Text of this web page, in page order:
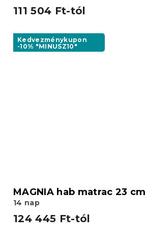
111 504 Ft-tól
Kedvezménykupon
-10% "MINUSZ10"
MAGNIA hab matrac 23
14 nap
124 445 Ft-tól